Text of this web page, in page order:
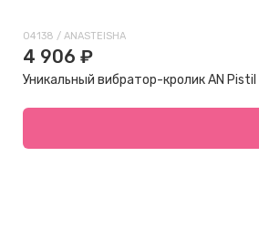
04138 / ANASTEISHA
4 906 ₽
Уникальный вибратор-кролик AN Pistil